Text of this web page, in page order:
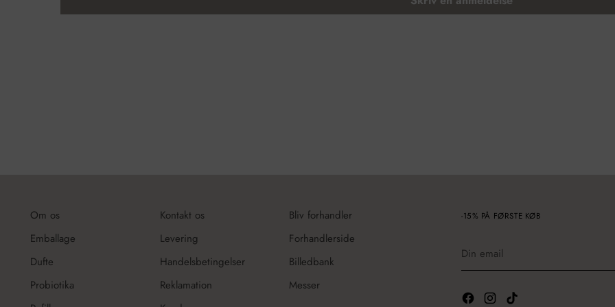
Om os
Emballage
Dufte
Probiotika
Kontakt os
Levering
Handelsbetingelser
Reklamation
Bliv forhandler
Forhandlerside
Billedbank
Messer
-15% PÅ FØRSTE KØB
email